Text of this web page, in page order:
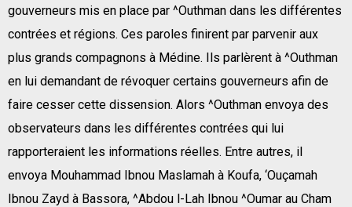
gouverneurs mis en place par ^Outhman dans les différentes
contrées et régions. Ces paroles finirent par parvenir aux
plus grands compagnons à Médine. Ils parlèrent à ^Outhman
en lui demandant de révoquer certains gouverneurs afin de
faire cesser cette dissension. Alors ^Outhman envoya des
observateurs dans les différentes contrées qui lui
rapporteraient les informations réelles. Entre autres, il
envoya Mouhammad Ibnou Maslamah à Koufa, ‘Ouçamah
Ibnou Zayd à Bassora, ^Abdou l-Lah Ibnou ^Oumar au Cham